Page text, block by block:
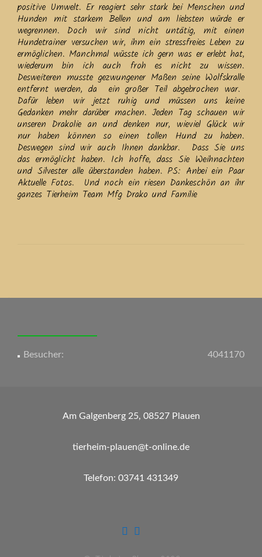
positive Umwelt. Er reagiert sehr stark bei Menschen und
Hunden mit starkem Bellen und am liebsten würde er
wegrennen. Doch wir sind nicht untätig, mit einen
Hundetrainer versuchen wir, ihm ein stressfreies Leben zu
ermöglichen. Manchmal wüsste ich gern was er erlebt hat,
wiederum bin ich auch froh es nicht zu wissen.
Desweiteren musste gezwungener Maßen seine Wolfskralle
entfernt werden, da ein großer Teil abgebrochen war.
Dafür leben wir jetzt ruhig und müssen uns keine
Gedanken mehr darüber machen. Jeden Tag schauen wir
unseren Drakolie an und denken nur, wieviel Glück wir
nur haben können so einen tollen Hund zu haben.
Deswegen sind wir auch Ihnen dankbar. Dass Sie uns
das ermöglicht haben. Ich hoffe, dass Sie Weihnachten
und Silvester alle überstanden haben. PS: Anbei ein Paar
Aktuelle Fotos. Und noch ein riesen Dankeschön an ihr
ganzes Tierheim Team Mfg Drako und Familie
Navigation
4041170
Besucher:
Am Galgenberg 25, 08527 Plauen
tierheim-plauen@t-online.de
Telefon: 03741 431349